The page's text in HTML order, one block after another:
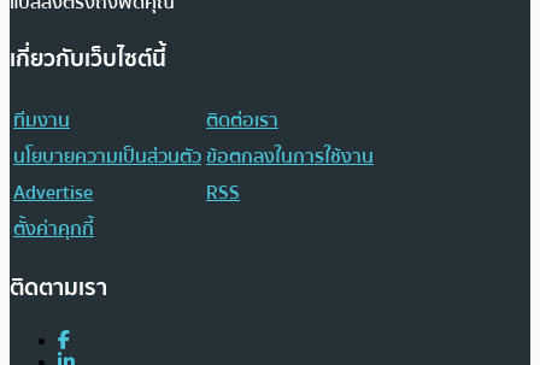
เกี่ยวกับเว็บไซต์นี้
ทีมงาน
ติดต่อเรา
นโยบายความเป็นส่วนตัวข้อตกลงในการใช้งาน
Advertise
RSS
ตั้งค่าคุกกี้
ติดตามเรา